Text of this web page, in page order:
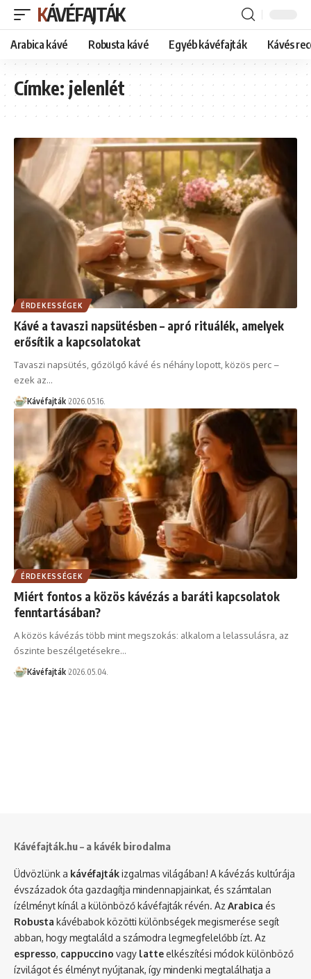
KÁVÉFAJTÁK
Arabica kávé Robusta kávé Egyéb kávéfajták Kávés
Címke:jelenlét
ÉRDEKESSÉGEK
Kávé a tavaszi napsütésben – apró rituálék, amelyek
erősítik a kapcsolatokat
Tavaszi napsütés, gőzölgő kávé és néhány lopott, közös perc –
ezek az…
Kávéfajták 2026.05.16.
ÉRDEKESSÉGEK
Miért fontos a közös kávézás a baráti kapcsolatok
fenntartásában?
A közös kávézás több mint megszokás: alkalom a lelassulásra, az
őszinte beszélgetésekre…
Kávéfajták 2026.05.04.
Kávéfajták.hu – a kávék birodalma
Üdvözlünk a kávéfajtákizgalmas világában! A kávézás kultúrája
évszázadok óta gazdagítja mindennapjainkat, és számtalan
ízélményt kínál a különböző kávéfajták révén. Az Arabica és
Robusta kávébabok közötti különbségek megismerése segít
abban, hogy megtaláld a számodra legmegfelelőbb ízt. Az
espresso, cappuccino vagy latte elkészítési módok különböző
ízvilágot és élményt nyújtanak, így mindenki megtalálhatja a